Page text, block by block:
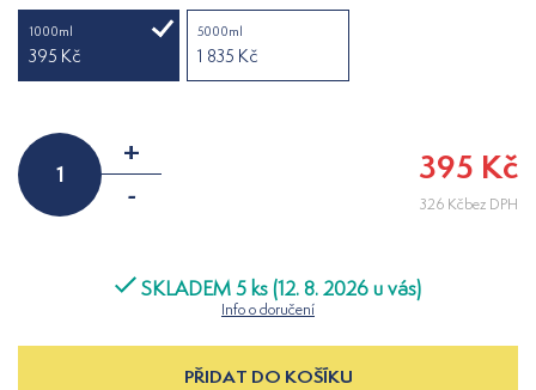
1000ml
395 Kč
5000ml
1 835 Kč
+
-
395 Kč
326 Kčbez DPH
SKLADEM 5 ks (12. 8. 2026 u vás)
Info o doručení
PŘIDAT DO KOŠÍKU